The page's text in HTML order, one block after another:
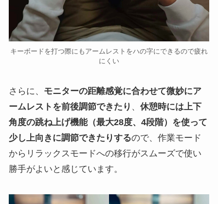
キーボードを打つ際にもアームレストをハの字にできるので疲れ
にくい
さらに、 モニターの距離感覚に合わせて微妙にア
ームレストを前後調節できたり 、 休憩時には上下
角度の跳ね上げ機能（最大28度、4段階）を使って
少し上向きに調節できたりするので、作業モード
からリラックスモードへの移行がスムーズで使い
勝手がよいと感じています。